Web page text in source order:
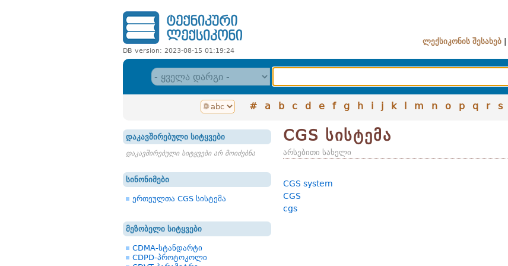
DB version: 2023-08-15 01:19:24
ლექსიკონის შესახებ
# a b c d e f g h i j k l m n o p q r s
დაკავშირებული სიტყვები
დაკავშირებული სიტყვები არ მოიძებნა
სინონიმები
ერთეულთა CGS სისტემა
მეზობელი სიტყვები
CDMA-სტანდარტი
CDPD-პროტოკოლი
CGS სისტემა
არსებითი სახელი
CGS system
CGS
cgs